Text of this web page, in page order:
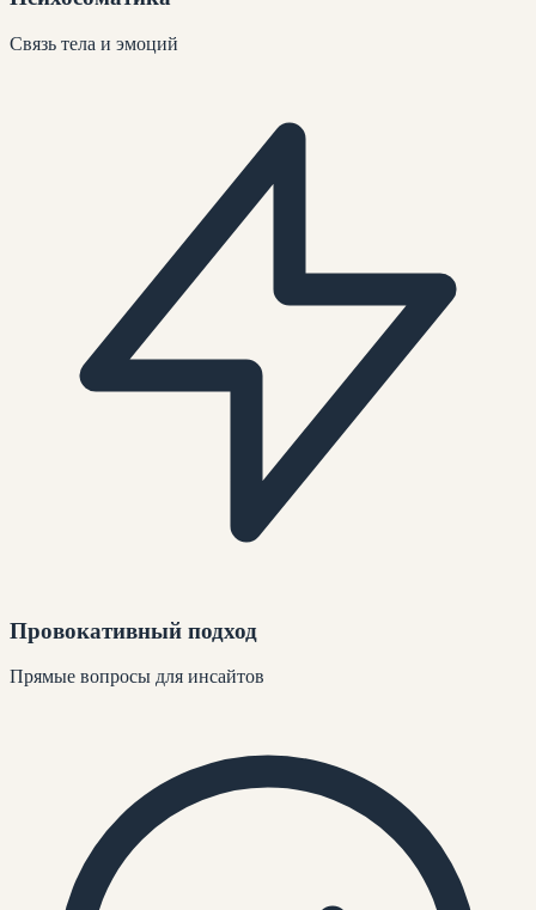
Связь тела и эмоций
Провокативный подход
Прямые вопросы для инсайтов